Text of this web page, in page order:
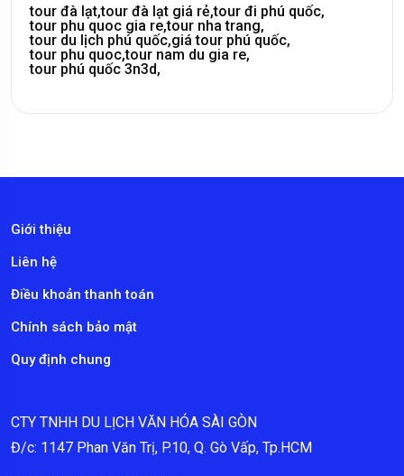
tour đà lạt,tour đà lạt giá rẻ,tour đi phú quốc,
tour phu quoc gia re,tour nha trang,
tour du lịch phú quốc,giá tour phú quốc,
tour phu quoc,tour nam du gia re,
tour phú quốc 3n3d,
Giới thiệu
Liên hệ
Điều khoản thanh toán
Chính sách bảo mật
Quy định chung
CTY TNHH DU LỊCH VĂN HÓA SÀI GÒN
Đ/c: 1147 Phan Văn Trị, P.10, Q. Gò Vấp, Tp.HCM